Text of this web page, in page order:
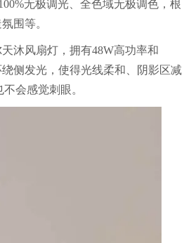
无极调光、全色域无极调色，根
围等。
沐风扇灯，拥有48W高功率和
侧发光，使得光线柔和、阴影区减
会感觉刺眼。